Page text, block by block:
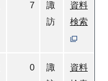
7
諏
訪
資料
検索
0
諏
資料